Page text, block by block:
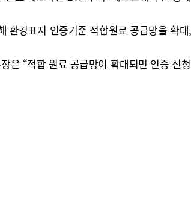
환경표지 인증기준 적합원료 공급망을 확
은 “적합 원료 공급망이 확대되면 인증